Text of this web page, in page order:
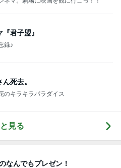
君子盟』
録♪
死去。
のキラキラパラダイス
見る
なんでもプレゼン！